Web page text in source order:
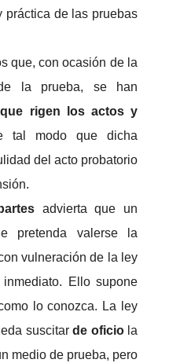
práctica de las pruebas
que, con ocasión de la
la prueba, se han
rigen los actos y
tal modo que dicha
del acto probatorio
advierta que un
pretenda valerse la
vulneración de la ley
Ello supone
lo conozca. La ley
suscitar de oficiola
medio de prueba, pero